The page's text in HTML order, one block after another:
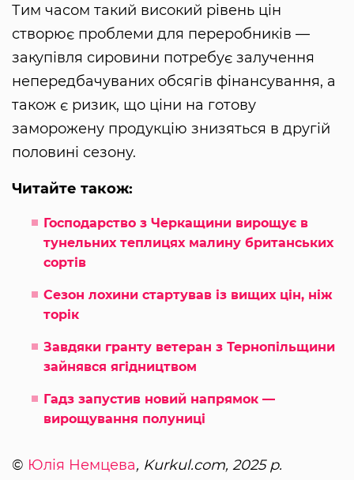
Тим часом такий високий рівень цін
створює проблеми для переробників —
закупівля сировини потребує залучення
непередбачуваних обсягів фінансування, а
також є ризик, що ціни на готову
заморожену продукцію знизяться в другій
половині сезону.
Читайте також:
Господарство з Черкащини вирощує в
тунельних теплицях малину британських
сортів
Сезон лохини стартував із вищих цін, ніж
торік
Завдяки гранту ветеран з Тернопільщини
зайнявся ягідництвом
Гадз запустив новий напрямок —
вирощування полуниці
© Юлія Немцева, Kurkul.com, 2025 р.